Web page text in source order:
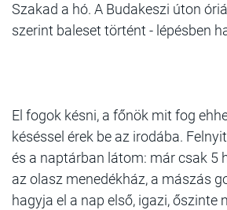
Szakad a hó. A Budakeszi úton
szerint baleset történt - lépésben
El fogok késni, a főnök mit fog
késéssel érek be az irodába.
és a naptárban látom: már csak 5
az olasz menedékház, a mászás
hagyja el a nap első, igazi, őszinte